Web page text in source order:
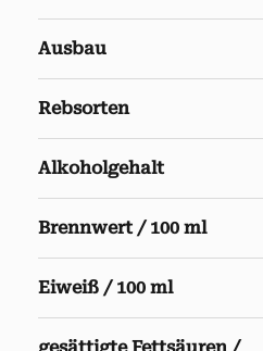
Ausbau
Rebsorten
Alkoholgehalt
Brennwert / 100 ml
Eiweiß / 100 ml